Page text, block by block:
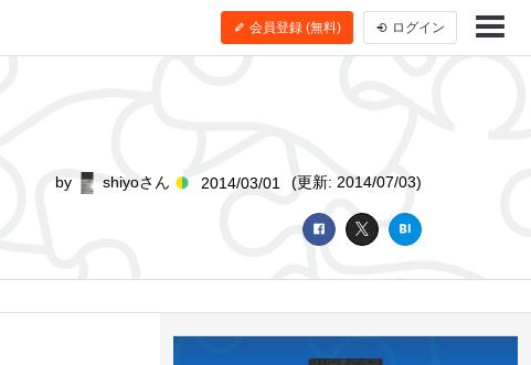
会員登録 (無料) ログイン
by shiyoさん 2014/03/01 (更新: 2014/07/03)